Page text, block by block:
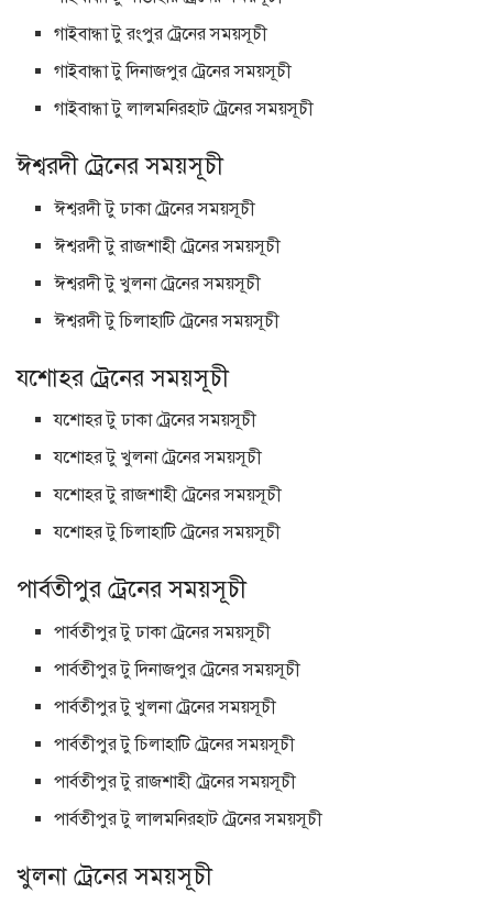
গাইবান্ধা টু রংপুর ট্রেনের সময়সূচী
গাইবান্ধা টু দিনাজপুর ট্রেনের সময়সূচী
গাইবান্ধা টু লালমনিরহাট ট্রেনের সময়সূচী
ঈশ্বরদী ট্রেনের সময়সূচী
ঈশ্বরদী টু ঢাকা ট্রেনের সময়সূচী
ঈশ্বরদী টু রাজশাহী ট্রেনের সময়সূচী
ঈশ্বরদী টু খুলনা ট্রেনের সময়সূচী
ঈশ্বরদী টু চিলাহাটি ট্রেনের সময়সূচী
যশোহর ট্রেনের সময়সূচী
যশোহর টু ঢাকা ট্রেনের সময়সূচী
যশোহর টু খুলনা ট্রেনের সময়সূচী
যশোহর টু রাজশাহী ট্রেনের সময়সূচী
যশোহর টু চিলাহাটি ট্রেনের সময়সূচী
পার্বতীপুর ট্রেনের সময়সূচী
পার্বতীপুর টু ঢাকা ট্রেনের সময়সূচী
পার্বতীপুর টু দিনাজপুর ট্রেনের সময়সূচী
পার্বতীপুর টু খুলনা ট্রেনের সময়সূচী
পার্বতীপুর টু চিলাহাটি ট্রেনের সময়সূচী
পার্বতীপুর টু রাজশাহী ট্রেনের সময়সূচী
পার্বতীপুর টু লালমনিরহাট ট্রেনের সময়সূচী
খুলনা ট্রেনের সময়সূচী